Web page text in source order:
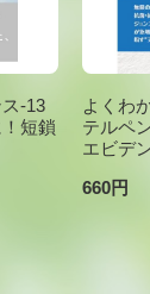
-13
短鎖
よくわ
テルペ
エビデ
660円